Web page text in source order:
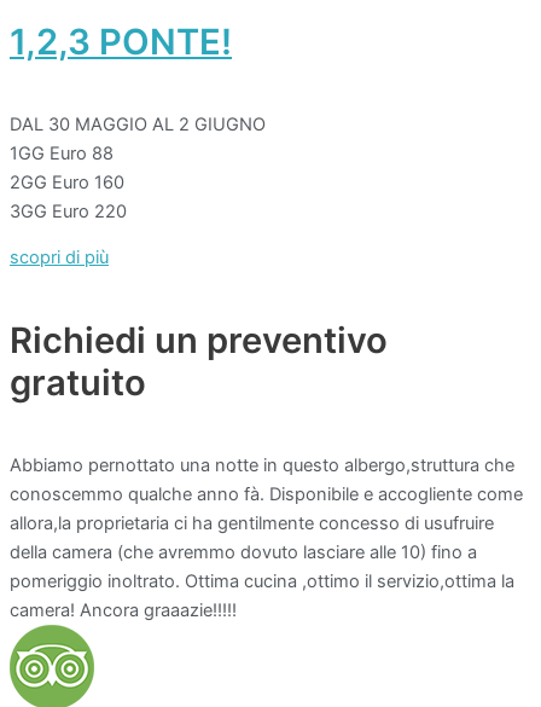
1,2,3 PONTE!
DAL 30 MAGGIO AL 2 GIUGNO
1GG Euro 88
2GG Euro 160
3GG Euro 220
scopri di più
Richiedi un preventivo
gratuito
Abbiamo pernottato una notte in questo albergo,struttura che
conoscemmo qualche anno fà. Disponibile e accogliente come
allora,la proprietaria ci ha gentilmente concesso di usufruire
della camera (che avremmo dovuto lasciare alle 10) fino a
pomeriggio inoltrato. Ottima cucina ,ottimo il servizio,ottima la
camera! Ancora graaazie!!!!!